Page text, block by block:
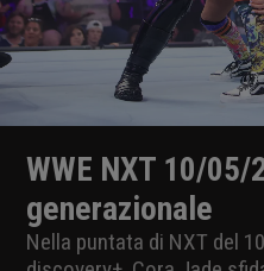
WWE NXT 10/
generazionale
Nella puntata di NXT del